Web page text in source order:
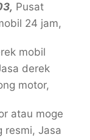
Pusat
24 jam,
mobil
derek
motor,
atau moge
resmi, Jasa